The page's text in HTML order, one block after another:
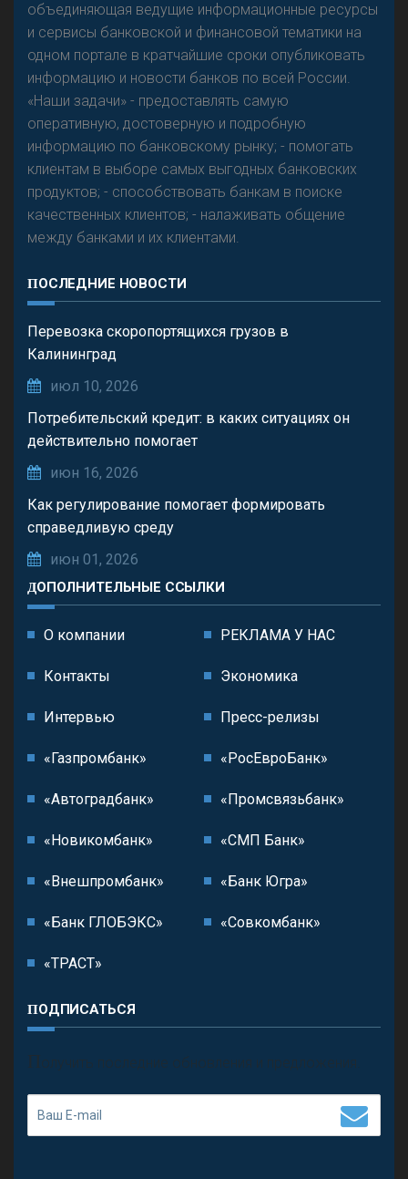
Резкого разворота на рынке автокредитов не
предвидится - «Интервью»
объединяющая ведущие информационные ресурсы
и сервисы банковской и финансовой тематики на
одном портале в кратчайшие сроки опубликовать
информацию и новости банков по всей России.
«Наши задачи» - предоставлять самую
оперативную, достоверную и подробную
информацию по банковскому рынку; - помогать
клиентам в выборе самых выгодных банковских
продуктов; - способствовать банкам в поиске
качественных клиентов; - налаживать общение
между банками и их клиентами.
ПОСЛЕДНИЕ НОВОСТИ
Перевозка скоропортящихся грузов в
Калининград
июл 10, 2026
Потребительский кредит: в каких ситуациях он
действительно помогает
июн 16, 2026
Как регулирование помогает формировать
справедливую среду
июн 01, 2026
ДОПОЛНИТЕЛЬНЫЕ ССЫЛКИ
О компании РЕКЛАМА У НАС
Контакты Экономика
Интервью Пресс-релизы
«Газпромбанк» «РосЕвроБанк»
«Автоградбанк» «Промсвязьбанк»
«Новикомбанк» «СМП Банк»
«Внешпромбанк» «Банк Югра»
«Банк ГЛОБЭКС» «Совкомбанк»
«ТРАСТ»
ПОДПИСАТЬСЯ
П олучить последние обновления и предложения.